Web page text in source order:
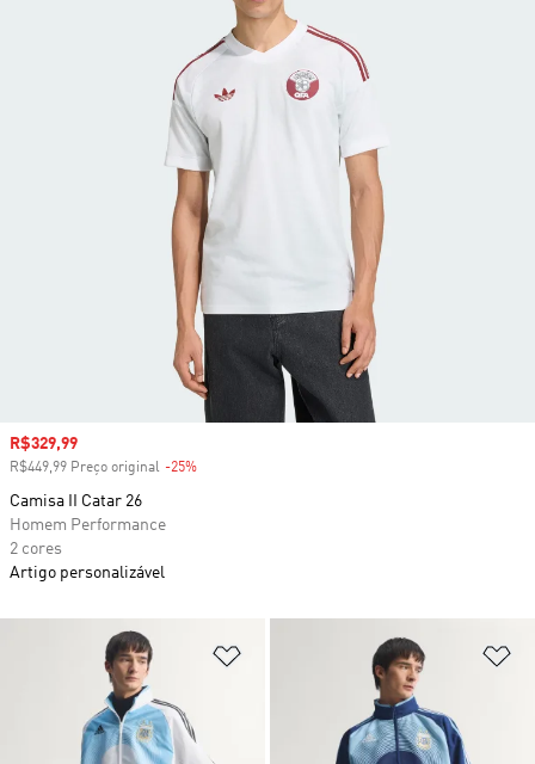
Adicionar à Lista de Desejos
Preço com desconto
R$329,99
R$449,99 Preço original -25%
Camisa II Catar 26
Homem Performance
2 cores
Artigo personalizável